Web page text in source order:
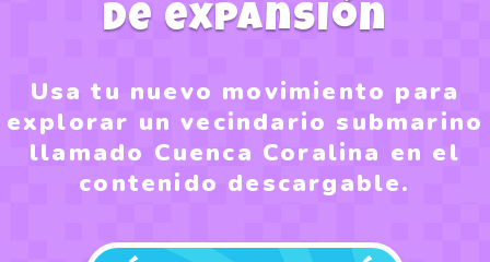
de expansión
Usa tu nuevo movimiento para
explorar un vecindario submarino
llamado Cuenca Coralina en el
contenido descargable.